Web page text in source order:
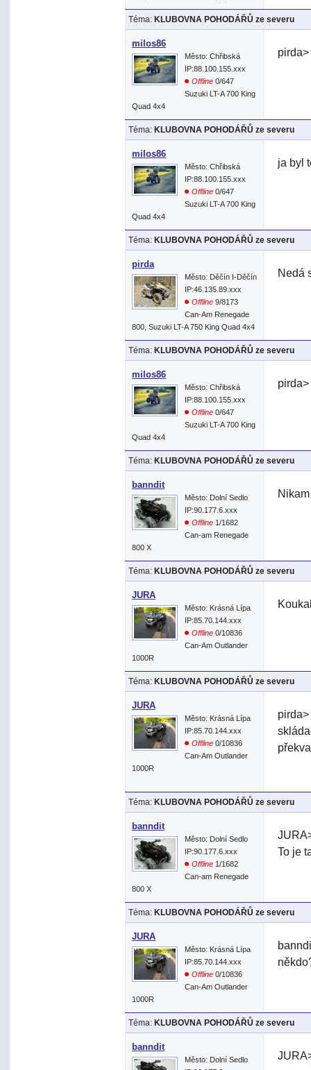
Téma: KLUBOVNA POHODÁŘŮ ze severu
milos86
Město: Chřibská
IP:88.100.155.xxx
Offline 0/647
Suzuki LT-A 700 King
Quad 4x4
Téma: KLUBOVNA POHODÁŘŮ ze severu
milos86
Město: Chřibská
IP:88.100.155.xxx
Offline 0/647
Suzuki LT-A 700 King
Quad 4x4
ja byl
Téma: KLUBOVNA POHODÁŘŮ ze severu
pirda
Město: Děčín I-Děčín
IP:46.135.89.xxx
Offline 9/8173
Can-Am Renegade
800, Suzuki LT-A 750 King Quad 4x4
Nedá
Téma: KLUBOVNA POHODÁŘŮ ze severu
milos86
Město: Chřibská
IP:88.100.155.xxx
Offline 0/647
Suzuki LT-A 700 King
Quad 4x4
Téma: KLUBOVNA POHODÁŘŮ ze severu
banndit
Město: Dolní Sedlo
IP:90.177.6.xxx
Offline 1/1682
Can-am Renegade
800 X
Téma: KLUBOVNA POHODÁŘŮ ze severu
JURA
Město: Krásná Lípa
IP:85.70.144.xxx
Offline 0/10836
Can-Am Outlander
1000R
Téma: KLUBOVNA POHODÁŘŮ ze severu
JURA
Město: Krásná Lípa
IP:85.70.144.xxx
Offline 0/10836
Can-Am Outlander
1000R
Téma: KLUBOVNA POHODÁŘŮ ze severu
banndit
Město: Dolní Sedlo
IP:90.177.6.xxx
Offline 1/1682
Can-am Renegade
800 X
To je
Téma: KLUBOVNA POHODÁŘŮ ze severu
JURA
Město: Krásná Lípa
IP:85.70.144.xxx
Offline 0/10836
Can-Am Outlander
1000R
Téma: KLUBOVNA POHODÁŘŮ ze severu
banndit
Město: Dolní Sedlo